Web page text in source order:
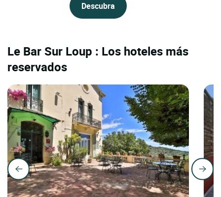
Descubra
Le Bar Sur Loup : Los hoteles más
reservados